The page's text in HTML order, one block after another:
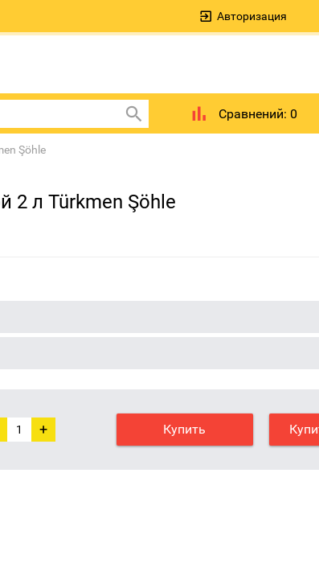
Авторизация
Сравнений: 0
Şöhle
2 л Türkmen Şöhle
+ Купить